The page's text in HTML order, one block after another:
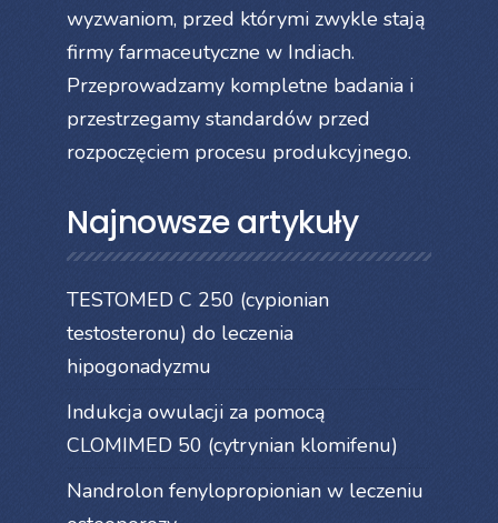
wyzwaniom, przed którymi zwykle stają
firmy farmaceutyczne w Indiach.
Przeprowadzamy kompletne badania i
przestrzegamy standardów przed
rozpoczęciem procesu produkcyjnego.
Najnowsze artykuły
TESTOMED C 250 (cypionian
testosteronu) do leczenia
hipogonadyzmu
Indukcja owulacji za pomocą
CLOMIMED 50 (cytrynian klomifenu)
Nandrolon fenylopropionian w leczeniu